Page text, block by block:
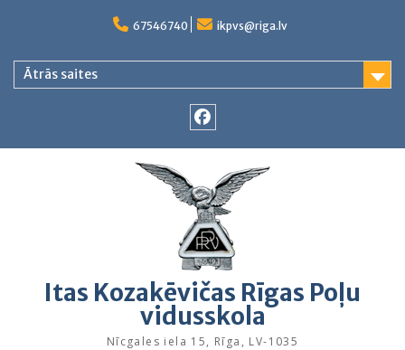
67546740 ikpvs@riga.lv
Ātrās saites
Itas Kozakēvičas Rīgas Poļu
vidusskola
Nīcgales iela 15, Rīga, LV-1035